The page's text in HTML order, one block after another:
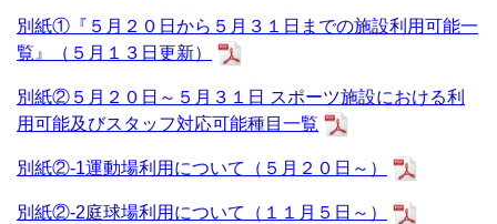
別紙①『５月２０日から５月３１日までの施設利用可能一
覧』（５月１３日更新）
別紙②５月２０日～５月３１日 スポーツ施設における利
用可能及びスタッフ対応可能種目一覧
別紙②-1運動場利用について（５月２０日～）
別紙②-2庭球場利用について（１１月５日～）